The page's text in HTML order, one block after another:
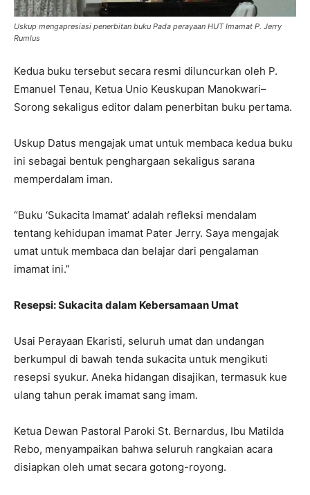
Uskup mengapresiasi penerbitan buku Pada perayaan HUT Imamat P. Jerry
Rumlus
Kedua buku tersebut secara resmi diluncurkan oleh P.
Emanuel Tenau, Ketua Unio Keuskupan Manokwari–
Sorong sekaligus editor dalam penerbitan buku pertama.
Uskup Datus mengajak umat untuk membaca kedua buku
ini sebagai bentuk penghargaan sekaligus sarana
memperdalam iman.
“Buku ‘Sukacita Imamat’ adalah refleksi mendalam
tentang kehidupan imamat Pater Jerry. Saya mengajak
umat untuk membaca dan belajar dari pengalaman
imamat ini.”
Resepsi: Sukacita dalam Kebersamaan Umat
Usai Perayaan Ekaristi, seluruh umat dan undangan
berkumpul di bawah tenda sukacita untuk mengikuti
resepsi syukur. Aneka hidangan disajikan, termasuk kue
ulang tahun perak imamat sang imam.
Ketua Dewan Pastoral Paroki St. Bernardus, Ibu Matilda
Rebo, menyampaikan bahwa seluruh rangkaian acara
disiapkan oleh umat secara gotong-royong.